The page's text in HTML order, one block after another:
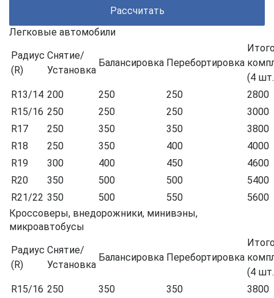
Рассчитать
Легковые автомобили
Радиус
(R)
Снятие/
Установка
Балансировка Перебортировка
(4
R13/14 200 250 250
2800
R15/16 250 250 250
3000
R17
250 350 350
3800
R18
250 350 400
4000
R19
300 400 450
4600
R20
350 500 500
5400
R21/22 350 500 550
5600
Кроссоверы, внедорожники, минивэны,
микроавтобусы
Радиус
(R)
Снятие/
Установка
Балансировка Перебортировка
(4
R15/16 250 350 350 3800